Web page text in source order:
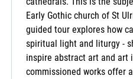
Early Gothic church of St
guided tour explores how
spiritual light and liturgy -
inspire abstract art and art
commissioned works offer